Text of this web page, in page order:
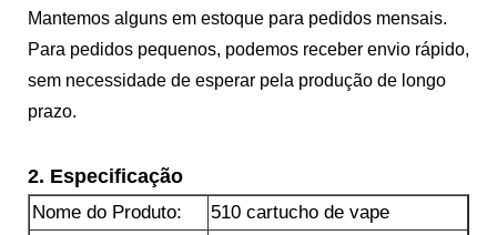
Mantemos alguns em estoque para pedidos mensais.
Para pedidos pequenos, podemos receber envio rápido,
sem necessidade de esperar pela produção de longo
prazo.
2. Especificação
Nome do Produto:
510 cartucho de vape